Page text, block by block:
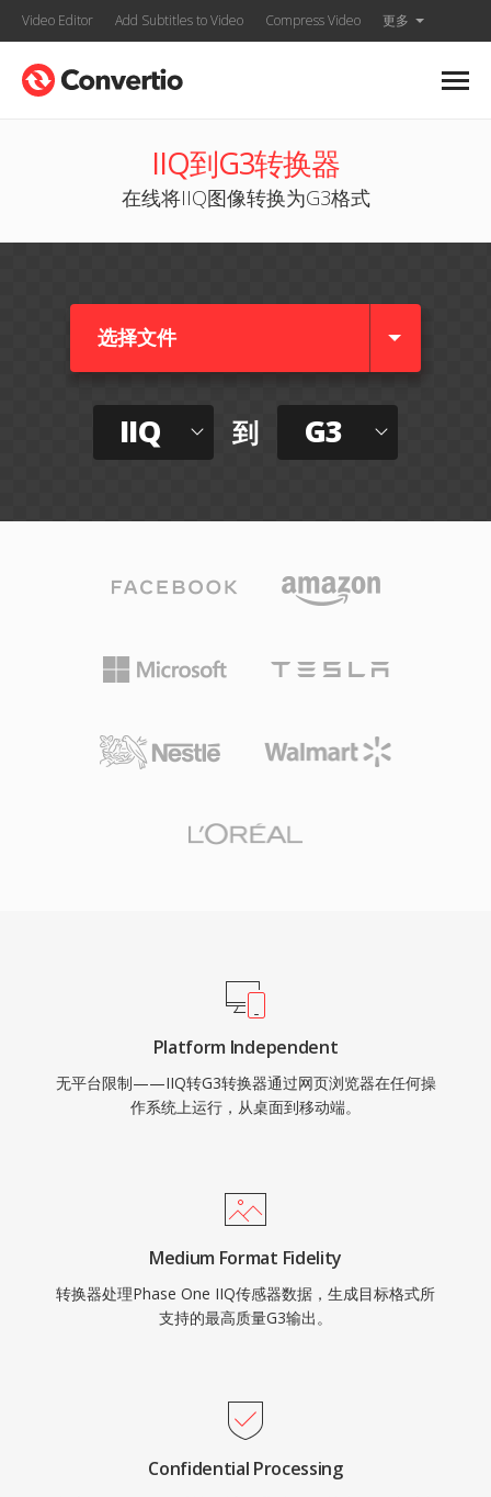
Video Editor Add Subtitles to Video Compress Video 更多
IIQ到G3转换器
在线将IIQ图像转换为G3格式
选择文件
IIQ 到 G3
Platform Independent
无平台限制——IIQ转G3转换器通过网页浏览器在任何操
作系统上运行，从桌面到移动端。
Medium Format Fidelity
转换器处理Phase One IIQ传感器数据，生成目标格式所
支持的最高质量G3输出。
Confidential Processing